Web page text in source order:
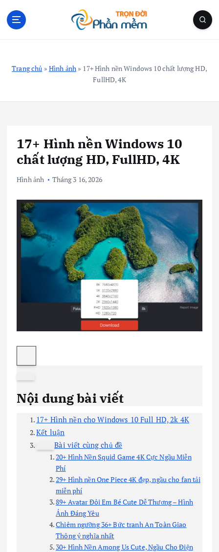
Trang chủ » Hình ảnh » 17+ Hình nền Windows 10 chất lượng HD,
FullHD, 4K
17+ Hình nền Windows 10
chất lượng HD, FullHD, 4K
Hình ảnh Tháng 3 16, 2026
Nội dung bài viết
17+ Hình nền cho Windows 10 Full HD, 2k 4K
Kết luận
Bài viết cùng chủ đề
20+ Hình Nền Squid Game 4K Cực Ngầu Miễn
Phí
29+ Hình nền One Piece 4K đẹp, ngầu cho fan tải
miễn phí
89+ Avatar Đôi Em Bé Cute Dễ Thương – Hình
Ảnh Đáng Yêu
Chiêm ngưỡng 36+ Bức tranh An Toàn Giao
Thông ý nghĩa nhất
30+ Hình Nền Among Us Cute, Ngầu Cho Điện